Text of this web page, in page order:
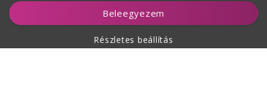
Beleegyezem
Részletes beállítás
Kosárhoz ad